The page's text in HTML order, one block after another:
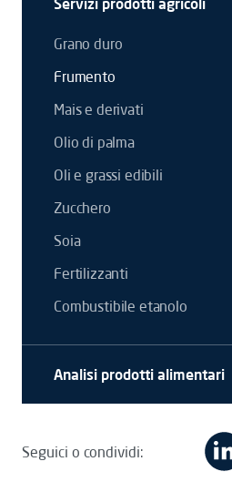
Servizi prodotti agricoli
Grano duro
Frumento
Mais e derivati
Olio di palma
Oli e grassi edibili
Zucchero
Soia
Fertilizzanti
Combustibile etanolo
Analisi prodotti alimentari
Seguici o condividi: